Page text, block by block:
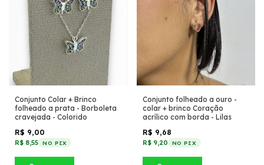
Conjunto Colar + Brinco
folheado a prata - Borboleta
cravejada - Colorido
R$ 9,00
R$ 8,55 NO PIX
Conjunto folheado a ouro -
colar + brinco Coração
acrílico com borda - Lilas
R$ 9,68
R$ 9,20 NO PIX